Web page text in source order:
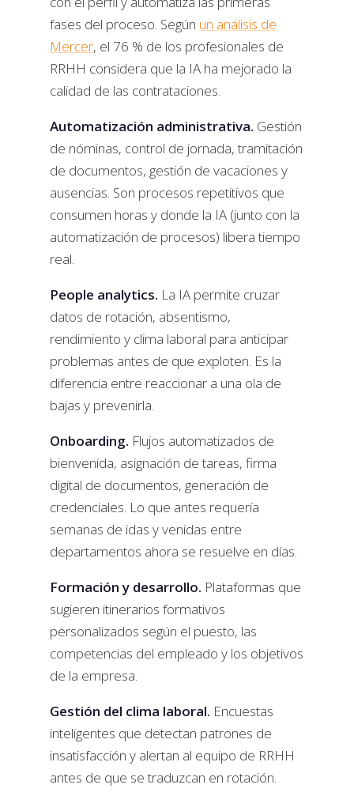
fases del proceso. Según un análisis de
Mercer, el 76 % de los profesionales de
RRHH considera que la IA ha mejorado la
calidad de las contrataciones.
Automatización administrativa. Gestión
de nóminas, control de jornada, tramitación
de documentos, gestión de vacaciones y
ausencias. Son procesos repetitivos que
consumen horas y donde la IA (junto con la
automatización de procesos) libera tiempo
real.
People analytics. La IA permite cruzar
datos de rotación, absentismo,
rendimiento y clima laboral para anticipar
problemas antes de que exploten. Es la
diferencia entre reaccionar a una ola de
bajas y prevenirla.
Onboarding. Flujos automatizados de
bienvenida, asignación de tareas, firma
digital de documentos, generación de
credenciales. Lo que antes requería
semanas de idas y venidas entre
departamentos ahora se resuelve en días.
Formación y desarrollo. Plataformas que
sugieren itinerarios formativos
personalizados según el puesto, las
competencias del empleado y los objetivos
de la empresa.
Gestión del clima laboral. Encuestas
inteligentes que detectan patrones de
insatisfacción y alertan al equipo de RRHH
antes de que se traduzcan en rotación.